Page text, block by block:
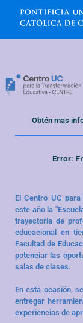
Obtén mas
Error:
El Centro UC
este año la
trayectoria de
educacional en
Facultad de
potenciar las
salas de clases.
En esta ocasión,
entregar
experiencias de